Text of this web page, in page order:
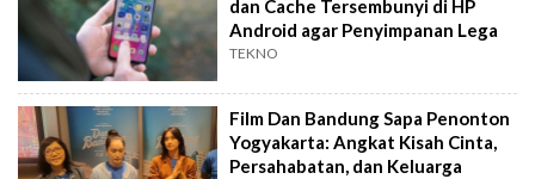
dan Cache Tersembunyi di HP
Android agar Penyimpanan Lega
TEKNO
Film Dan Bandung Sapa Penonton
Yogyakarta: Angkat Kisah Cinta,
Persahabatan, dan Keluarga